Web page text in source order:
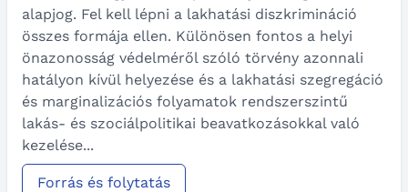
alapjog. Fel kell lépni a lakhatási diszkrimináció
összes formája ellen. Különösen fontos a helyi
önazonosság védelméről szóló törvény azonnali
hatályon kívül helyezése és a lakhatási szegregáció
és marginalizációs folyamatok rendszerszintű
lakás- és szociálpolitikai beavatkozásokkal való
kezelése...
Forrás és folytatás